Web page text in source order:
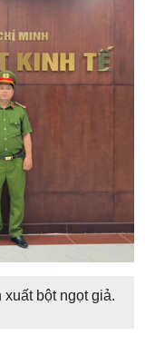
bột ngọt giả.